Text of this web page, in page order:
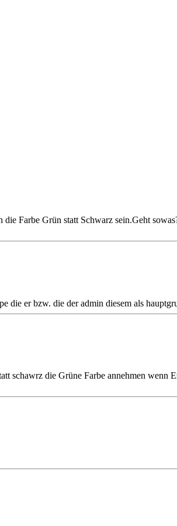
Farbe Grün statt Schwarz sein.Geht
die er bzw. die der admin diesem als
schawrz die Grüne Farbe annehmen wenn